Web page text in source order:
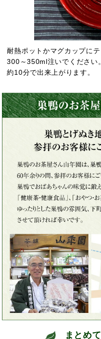
耐熱ポットかマグカップに
300～350ml注いでください。
約10分で出来上がります。
まとめ